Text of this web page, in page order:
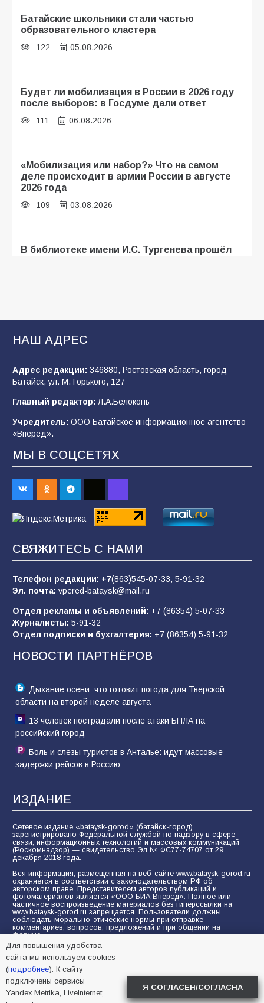
Батайские школьники стали частью
образовательного кластера
122 05.08.2026
Будет ли мобилизация в России в 2026 году
после выборов: в Госдуме дали ответ
111 06.08.2026
«Мобилизация или набор?» Что на самом
деле происходит в армии России в августе
2026 года
109 03.08.2026
В библиотеке имени И.С. Тургенева прошёл
В Батайске продолжаются дорожные работы
108 04.08.2026
строительные профессии в ходе
спортивного праздника
90
Батайским спортсменам вручили награды
Евгений Остапенко
Батайчане вышли в финал Всероссийского
конкурса «Большая перемена»
НАШ АДРЕС
Адрес редакции: 346880, Ростовская область, город
Батайск, ул. М. Горького, 127
Главный редактор: Л.А.Белоконь
Учредитель: ООО Батайское информационное агентство
«Вперёд».
МЫ В СОЦСЕТЯХ
СВЯЖИТЕСЬ С НАМИ
Телефон редакции: +7(863)545-07-33, 5-91-32
Эл. почта: vpered-bataysk@mail.ru
Отдел рекламы и объявлений: +7 (86354) 5-07-33
Журналисты: 5-91-32
Отдел подписки и бухгалтерия: +7 (86354) 5-91-32
НОВОСТИ ПАРТНЁРОВ
Дыхание осени: что готовит погода для Тверской
области на второй неделе августа
13 человек пострадали после атаки БПЛА на
российский город
Боль и слезы туристов в Анталье: идут массовые
задержки рейсов в Россию
ИЗДАНИЕ
Сетевое издание «bataysk-gorod» (батайск-город)
зарегистрировано Федеральной службой по надзору в сфере
связи, информационных технологий и массовых коммуникаций
(Роскомнадзор) — свидетельство Эл № ФС77-74707 от 29
декабря 2018 года.
Вся информация, размещенная на веб-сайте www.bataysk-gorod.ru
охраняется в соответствии с законодательством РФ об
авторском праве. Представителем авторов публикаций и
фотоматериалов является «ООО БИА Вперёд». Полное или
частичное воспроизведение материалов без гиперссылки на
www.bataysk-gorod.ru запрещается. Пользователи должны
соблюдать морально-этические нормы при отправке
комментариев, вопросов, предложений и при общении на
форуме.
Политика конфиденциальности и защиты информации
Согласие на обработку персональных данных с помощью
сервисов Yandex.Metrika, LiveInternet, top.mail.ru
© 2005-2026 БИА «ВПЕРЕД»
Для повышения удобства
сайта мы используем cookies
(подробнее). К сайту
подключены сервисы
Yandex.Metrika, LiveInternet,
Я СОГЛАСЕН/СОГЛАСНА